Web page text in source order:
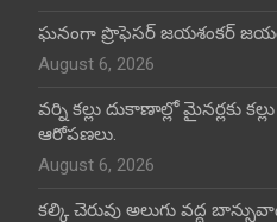
ఘనంగా ప్రొఫెసర్ జయశంకర్
August 6, 2026
వర్ని కల్లు దుకాణాల్లో మైనర్లకు
ఆరోపణలు.
August 6, 2026
కల్కి చెరువు అలుగు వద్ద